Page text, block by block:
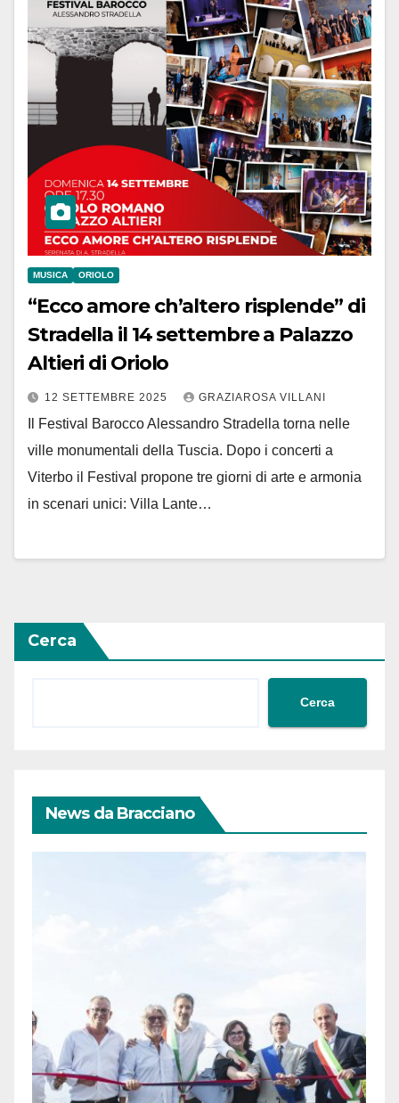
MUSICA ORIOLO
“Ecco amore ch’altero risplende” di
Stradella il 14 settembre a Palazzo
Altieri di Oriolo
12 SETTEMBRE 2025 GRAZIAROSA VILLANI
Il Festival Barocco Alessandro Stradella torna nelle
ville monumentali della Tuscia. Dopo i concerti a
Viterbo il Festival propone tre giorni di arte e armonia
in scenari unici: Villa Lante…
Cerca
Cerca
News da Bracciano